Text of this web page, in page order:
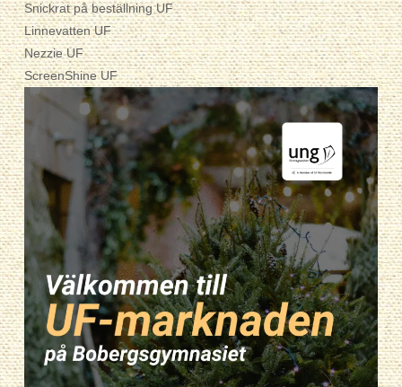
Snickrat på beställning UF
Linnevatten UF
Nezzie UF
ScreenShine UF